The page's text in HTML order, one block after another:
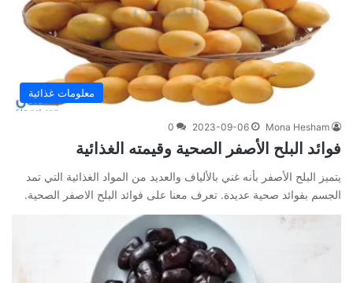
معلومات غذائية
Mona Hesham
2023-09-06
0
فوائد البلح الأصفر الصحية وقيمته الغذائية
يتميز البلح الأصفر بأنه غني بالألياف والعديد من المواد الغذائية التي تمد
الجسم بفوائد صحية عديدة. تعرف معنا على فوائد البلح الاصفر الصحية.